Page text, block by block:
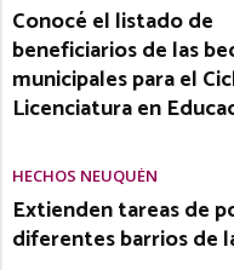
Conocé el listado de
beneficiarios de las
municipales para el
Licenciatura en
HECHOS NEUQUÉN
Extienden tareas de
diferentes barrios de